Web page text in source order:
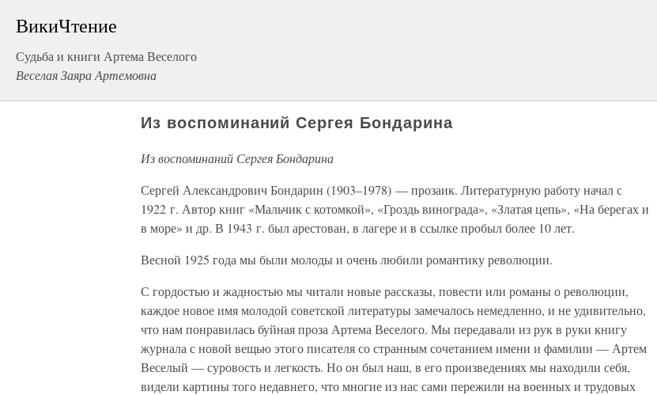
ВикиЧтение
Судьба и книги Артема Веселого
Веселая Заяра Артемовна
Из воспоминаний Сергея Бондарина
Из воспоминаний Сергея Бондарина
Сергей Александрович Бондарин (1903–1978) — прозаик. Литературную работу начал с
1922 г. Автор книг «Мальчик с котомкой», «Гроздь винограда», «Златая цепь», «На берегах и
в море» и др. В 1943 г. был арестован, в лагере и в ссылке пробыл более 10 лет.
Весной 1925 года мы были молоды и очень любили романтику революции.
С гордостью и жадностью мы читали новые рассказы, повести или романы о революции,
каждое новое имя молодой советской литературы замечалось немедленно, и не удивительно,
что нам понравилась буйная проза Артема Веселого. Мы передавали из рук в руки книгу
журнала с новой вещью этого писателя со странным сочетанием имени и фамилии — Артем
Веселый — суровость и легкость. Но он был наш, в его произведениях мы находили себя,
видели картины того недавнего, что многие из нас сами пережили на военных и трудовых